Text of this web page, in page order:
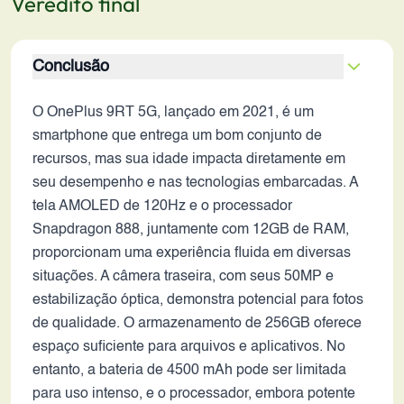
Conclusão
O OnePlus 9RT 5G, lançado em 2021, é um
smartphone que entrega um bom conjunto de
recursos, mas sua idade impacta diretamente em
seu desempenho e nas tecnologias embarcadas. A
tela AMOLED de 120Hz e o processador
Snapdragon 888, juntamente com 12GB de RAM,
proporcionam uma experiência fluida em diversas
situações. A câmera traseira, com seus 50MP e
estabilização óptica, demonstra potencial para fotos
de qualidade. O armazenamento de 256GB oferece
espaço suficiente para arquivos e aplicativos. No
entanto, a bateria de 4500 mAh pode ser limitada
para uso intenso, e o processador, embora potente